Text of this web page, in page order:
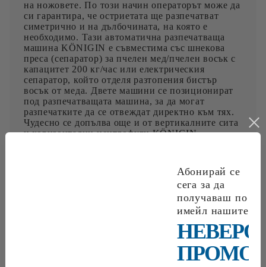
на ножовете. По този начин операторът може да
си гарантира, че остриетата ще разпечатват
симетрично и на дълбочината, на която е
необходимо. Тази автоматична разпечатваща
машина KÖNIGIN е съвместима със шнекова
преса (сепаратор) за пчелен мед/пчелен восък с
капацитет 200 кг/час или електрическия
сепаратор, който отделя разтопения бистър
восък от меда. Двете машини се позиционират
под разпечатващата машина, за да могат
разпечатките да се отвеждат директно към тях.
Чудесно се допълва още и от вертикалните сита
и хоризонтални центрофуги KÖNIGIN.
разпечатаните рамки. Опционално може да бъде
оборудвана с пневматичен дебоксер, който да
подава рамките за разпечатване. Също така
може да бъде снабдена и с пневматичен плъзгач,
който да подава разпечатаните рамки към
автоматична разпечатваща машина KÖNIGIN се
произвежда според конкретните нужди на
клиента, оборудва се с желаните от клиента
допълнения и настройва за разпечатване на
Абонирай се
сега за да
получаваш по
имейл нашите